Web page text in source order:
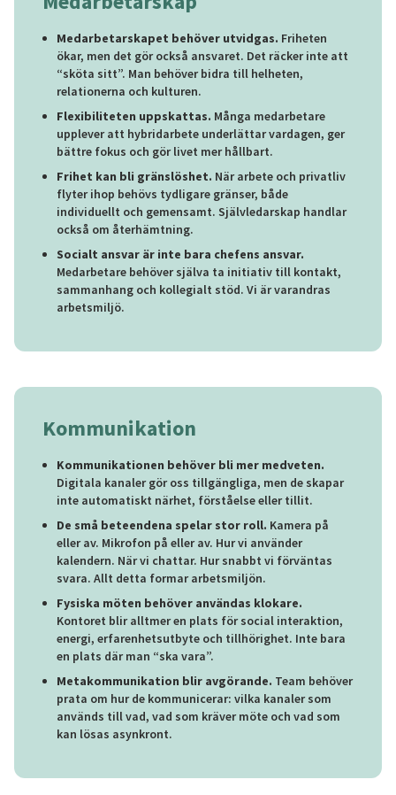
Medarbetarskapet behöver utvidgas. Friheten
ökar, men det gör också ansvaret. Det räcker inte att
“sköta sitt”. Man behöver bidra till helheten,
relationerna och kulturen.
Flexibiliteten uppskattas. Många medarbetare
upplever att hybridarbete underlättar vardagen, ger
bättre fokus och gör livet mer hållbart.
Frihet kan bli gränslöshet. När arbete och privatliv
flyter ihop behövs tydligare gränser, både
individuellt och gemensamt. Självledarskap handlar
också om återhämtning.
Socialt ansvar är inte bara chefens ansvar.
Medarbetare behöver själva ta initiativ till kontakt,
sammanhang och kollegialt stöd. Vi är varandras
arbetsmiljö.
Kommunikation
Kommunikationen behöver bli mer medveten.
Digitala kanaler gör oss tillgängliga, men de skapar
inte automatiskt närhet, förståelse eller tillit.
De små beteendena spelar stor roll. Kamera på
eller av. Mikrofon på eller av. Hur vi använder
kalendern. När vi chattar. Hur snabbt vi förväntas
svara. Allt detta formar arbetsmiljön.
Fysiska möten behöver användas klokare.
Kontoret blir alltmer en plats för social interaktion,
energi, erfarenhetsutbyte och tillhörighet. Inte bara
en plats där man “ska vara”.
Metakommunikation blir avgörande. Team behöver
prata om hur de kommunicerar: vilka kanaler som
används till vad, vad som kräver möte och vad som
kan lösas asynkront.